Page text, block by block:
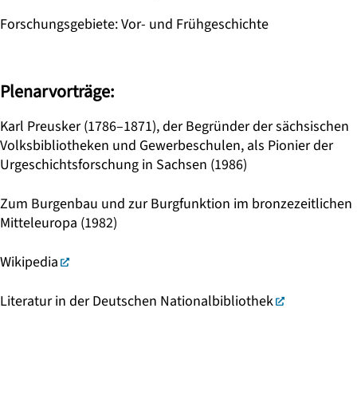
Forschungsgebiete:Vor- und Frühgeschichte
Plenarvorträge:
Karl Preusker (1786–1871), der Begründer der sächsischen
Volksbibliotheken und Gewerbeschulen, als Pionier der
Urgeschichtsforschung in Sachsen (1986)
Zum Burgenbau und zur Burgfunktion im bronzezeitlichen
Mitteleuropa (1982)
Wikipedia
Literatur in der Deutschen Nationalbibliothek